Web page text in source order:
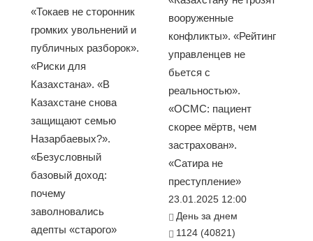
«Токаев не сторонник
громких увольнений и
публичных разборок».
«Риски для
Казахстана». «В
Казахстане снова
защищают семью
Назарбаевых?».
«Безусловный
базовый доход:
почему
заволновались
адепты «старого»
вооруженные
конфликты». «Рейтинг
управленцев не
бьется с
реальностью».
«ОСМС: пациент
скорее мёртв, чем
застрахован».
«Сатира не
преступление»
23.01.2025 12:00
День за днем
1124 (40821)